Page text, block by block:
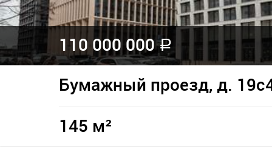
110 000 000a
Бумажный проезд, д.
145 м²